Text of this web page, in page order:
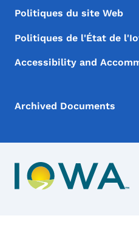
Politiques du site Web
Politiques de l'État de
Accessibility and
Archived Documents